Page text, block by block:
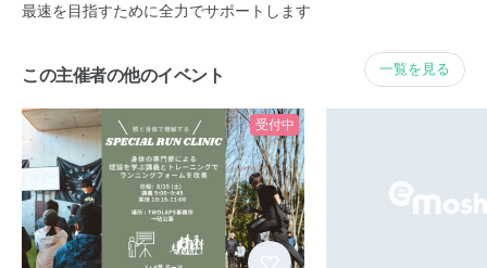
最速を目指すために全力でサポートします
この主催者の他のイベント 一覧を見る
受付中